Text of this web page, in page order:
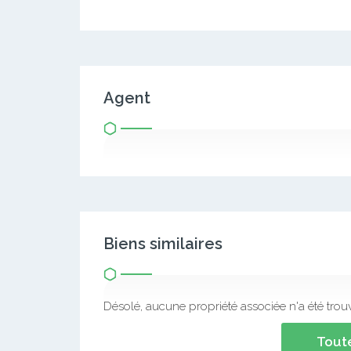
Agent
Biens similaires
Désolé, aucune propriété associée n'a été